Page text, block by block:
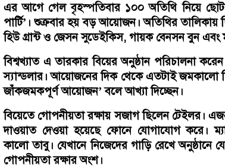
এর আগে গেল বৃহস্পতিবার ১০০ অতিথি নিয়ে ছোট
পার্টি’। শুক্রবার হয় বড় আয়োজন। অতিথির তালিকায়
হিউ গ্রান্ট ও জেসন সুডেইকিস, গায়ক বেনসন বুন এবং
বিশ্বখ্যাত এ তারকার বিয়ের অনুষ্ঠান পরিচালনা
স্যান্ডলার। আয়োজনের দিক থেকে এতটাই জমকালো
জাঁকজমকপূর্ণ আয়োজন’ বলে আখ্যা দিচ্ছেন।
বিয়েতে গোপনীয়তা রক্ষায় সজাগ ছিলেন টেইলর।
দাওয়াত দেওয়া হয়েছে ফোনে যোগাযোগ করে।
কালো তাবু। যেখানে নিজেদের গাড়ি রেখে অনুষ্ঠানে
গোপনীয়তা রক্ষার অংশ।